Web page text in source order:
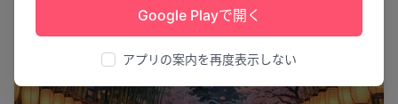
Google Playで開く
アプリの案内を再度表示しない